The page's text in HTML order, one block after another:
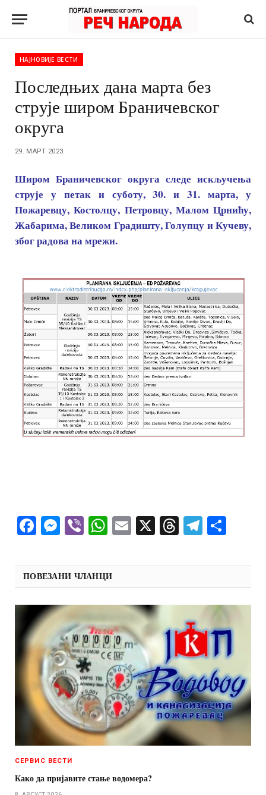
НАЈНОВИЈЕ ВЕСТИ
Последњих дана марта без
струје широм Браничевског
округа
29. МАРТ 2023.
Широм Браничевског округа следе искључења
струје у петак и суботу, 30. и 31. марта, у
Пожаревцу, Костолцу, Петровцу, Малом Црнићу,
Жабарима, Великом Градишту, Голупцу и Кучеву,
због радова на мрежи.
Facebook
Messenger
ViberWhatsApp
Email
X Threads
ПОВЕЗАНИ ЧЛАНЦИ
СЕРВИС ВЕСТИ
Како да пријавите стање водомера?